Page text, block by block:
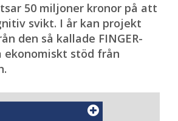
50 miljoner kronor på att
svikt. I år kan projekt
den så kallade FINGER-
ekonomiskt stöd från